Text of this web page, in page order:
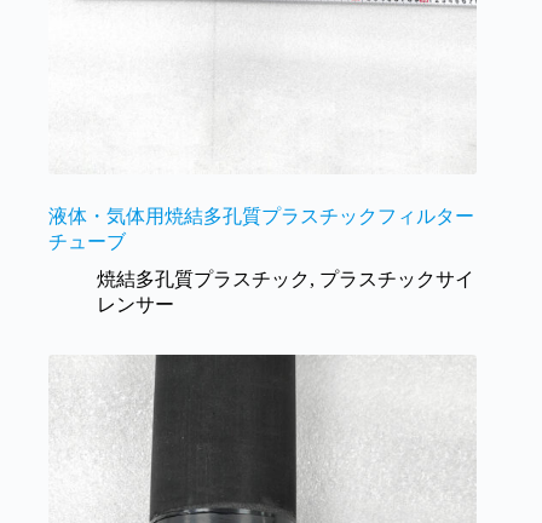
液体・気体用焼結多孔質プラスチックフィルター
チューブ
焼結多孔質プラスチック, プラスチックサイ
レンサー